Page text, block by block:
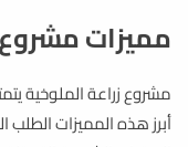
مميزات مشروع
مشروع زراعة الملوخية
أبرز هذه المميزات